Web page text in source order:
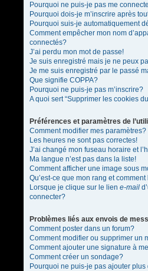
Pourquoi ne puis-je pas me
Pourquoi dois-je m’inscrire après
Pourquoi suis-je automatiquement
Comment empêcher mon nom
connectés?
J’ai perdu mon mot de passe!
Je suis enregistré mais je ne peux
Je me suis enregistré par le passé
Que signifie COPPA?
Pourquoi ne puis-je pas m’inscrire?
A quoi sert “Supprimer les cookies
Préférences et paramètres de
Comment modifier mes paramètres?
Les heures ne sont pas correctes!
J’ai changé mon fuseau horaire et
Ma langue n’est pas dans la liste!
Comment afficher une image sous
Qu’est-ce que mon rang et
Lorsque je clique sur le lien e-mail
connecter?
Problèmes liés aux envois de
Comment poster dans un forum?
Comment modifier ou supprimer un
Comment ajouter une signature à
Comment créer un sondage?
Pourquoi ne puis-je pas ajouter plus